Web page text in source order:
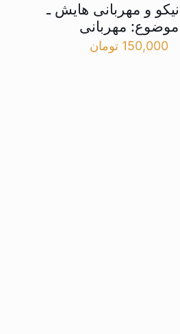
و مهربانی هایش ـ
موضوع: مهربانی
150,000 تومان